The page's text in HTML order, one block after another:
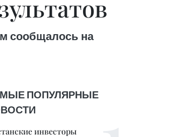
сообщалось на
ПОПУЛЯРНЫЕ
инвесторы